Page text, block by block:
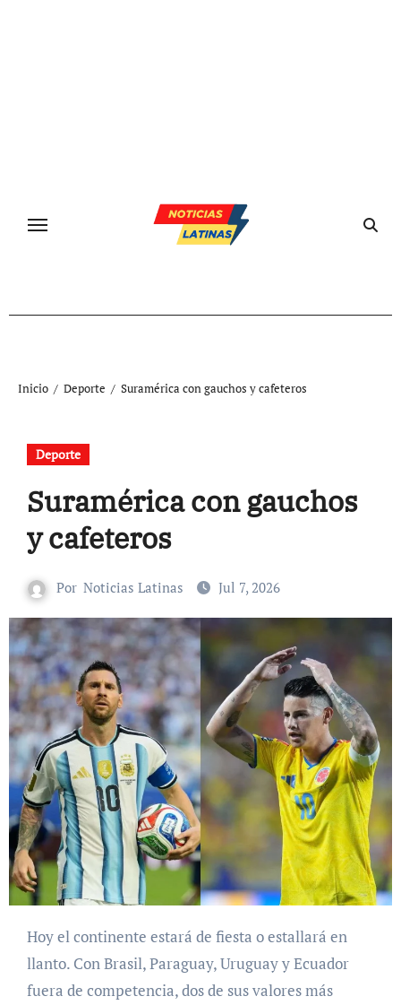
Inicio Deporte Suramérica con gauchos y cafeteros
Deporte
Suramérica con gauchos
y cafeteros
Por Noticias Latinas Jul 7, 2026
Hoy el continente estará de fiesta o estallará en
llanto. Con Brasil, Paraguay, Uruguay y Ecuador
fuera de competencia, dos de sus valores más